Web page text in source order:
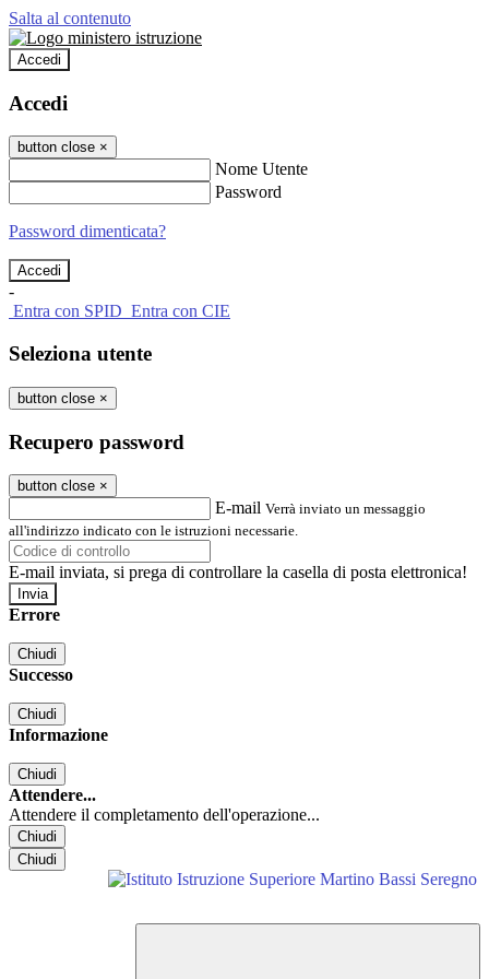
Salta al contenuto
Accedi
Accedi
button close ×
Nome Utente
Password
Password dimenticata?
-
Entra con SPID Entra con CIE
Seleziona utente
button close ×
Recupero password
button close ×
E-mail Verrà inviato un messaggio
all'indirizzo indicato con le istruzioni necessarie.
E-mail inviata, si prega di controllare la casella di posta elettronica!
Errore
Chiudi
Successo
Chiudi
Informazione
Chiudi
Attendere...
Attendere il completamento dell'operazione...
Chiudi
Chiudi